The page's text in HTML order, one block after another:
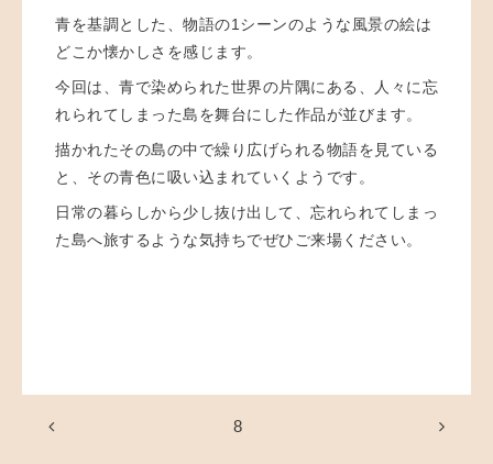
青を基調とした、物語の1シーンのような風景の絵は
どこか懐かしさを感じます。
今回は、青で染められた世界の片隅にある、人々に忘
れられてしまった島を舞台にした作品が並びます。
描かれたその島の中で繰り広げられる物語を 見ている
と、その青色に吸い込まれていくようです。
日常の暮らしから少し抜け出して、忘れられてしまっ
た島へ旅するような気持ちでぜひご来場ください。
8